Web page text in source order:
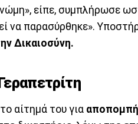
είπε, συμπλήρωσε
να παρασύρθηκε».
Δικαιοσύνη.
αίτημά του για